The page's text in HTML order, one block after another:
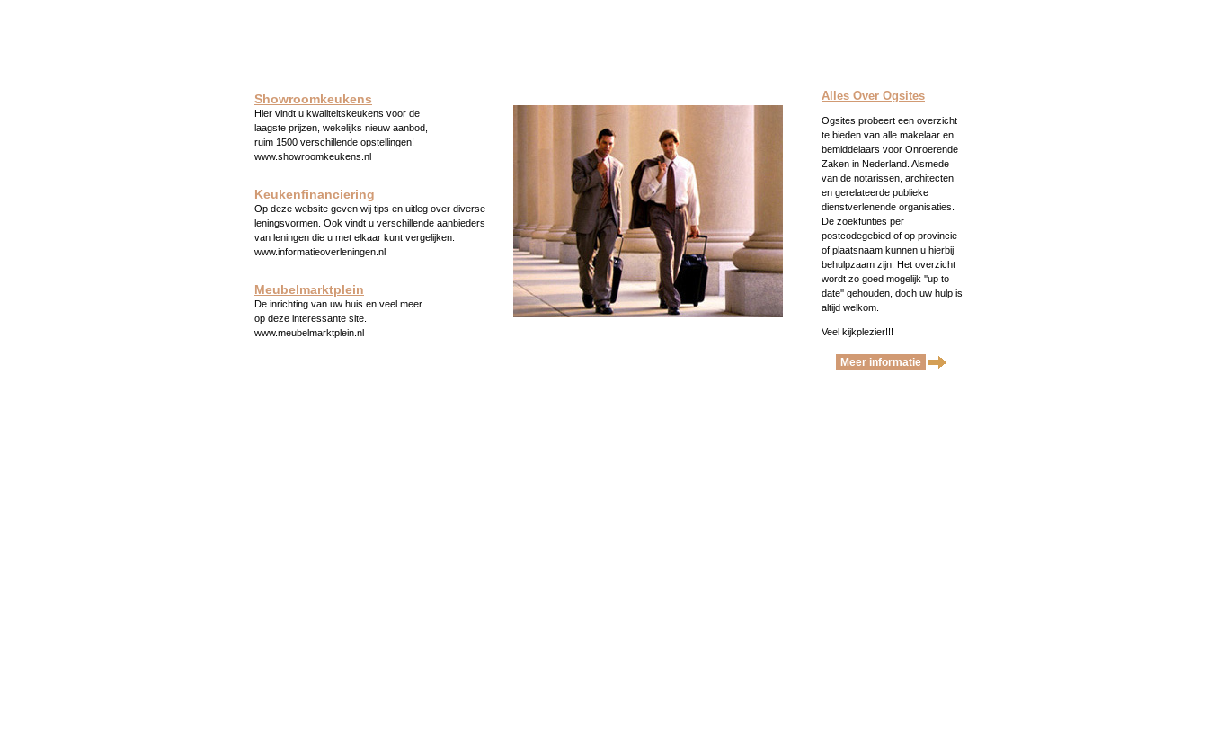
Showroomkeukens
Hier vindt u kwaliteitskeukens voor de
laagste prijzen, wekelijks nieuw aanbod,
ruim 1500 verschillende opstellingen!
www.showroomkeukens.nl
Keukenfinanciering
Op deze website geven wij tips en uitleg over diverse
leningsvormen. Ook vindt u verschillende aanbieders
van leningen die u met elkaar kunt vergelijken.
www.informatieoverleningen.nl
Meubelmarktplein
De inrichting van uw huis en veel meer
op deze interessante site.
www.meubelmarktplein.nl
Alles Over Ogsites
Ogsites probeert een overzicht
te bieden van alle makelaar en
bemiddelaars voor Onroerende
Zaken in Nederland. Alsmede
van de notarissen, architecten
en gerelateerde publieke
dienstverlenende organisaties.
De zoekfunties per
postcodegebied of op provincie
of plaatsnaam kunnen u hierbij
behulpzaam zijn. Het overzicht
wordt zo goed mogelijk ''up to
date'' gehouden, doch uw hulp is
altijd welkom.
Veel kijkplezier!!!
Meer informatie